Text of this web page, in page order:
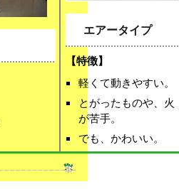
エアータイプ
【特徴】
軽くて動きやすい。
とがったものや、火
が苦手。
でも、かわいい。